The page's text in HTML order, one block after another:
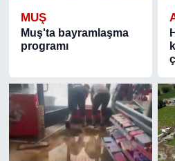
MUŞ
Muş'ta bayramlaşma
programı